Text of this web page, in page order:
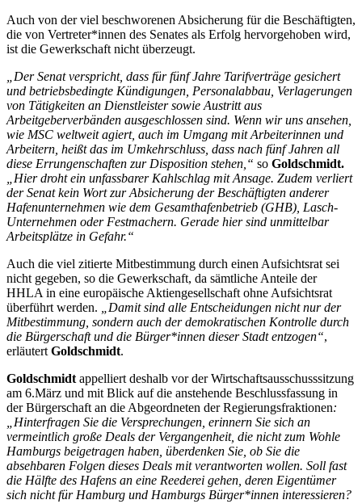
Auch von der viel beschworenen Absicherung für die Beschäftigten,
die von Vertreter*innen des Senates als Erfolg hervorgehoben wird,
ist die Gewerkschaft nicht überzeugt.
„Der Senat verspricht, dass für fünf Jahre Tarifverträge gesichert
und betriebsbedingte Kündigungen, Personalabbau, Verlagerungen
von Tätigkeiten an Dienstleister sowie Austritt aus
Arbeitgeberverbänden ausgeschlossen sind. Wenn wir uns ansehen,
wie MSC weltweit agiert, auch im Umgang mit Arbeiterinnen und
Arbeitern, heißt das im Umkehrschluss, dass nach fünf Jahren all
diese Errungenschaften zur Disposition stehen,“ so Goldschmidt.
„Hier droht ein unfassbarer Kahlschlag mit Ansage. Zudem verliert
der Senat kein Wort zur Absicherung der Beschäftigten anderer
Hafenunternehmen wie dem Gesamthafenbetrieb (GHB), Lasch-
Unternehmen oder Festmachern. Gerade hier sind unmittelbar
Arbeitsplätze in Gefahr.“
Auch die viel zitierte Mitbestimmung durch einen Aufsichtsrat sei
nicht gegeben, so die Gewerkschaft, da sämtliche Anteile der
HHLA in eine europäische Aktiengesellschaft ohne Aufsichtsrat
überführt werden.
„Damit sind alle Entscheidungen nicht nur der
Mitbestimmung, sondern auch der demokratischen Kontrolle durch
die Bürgerschaft und die Bürger*innen dieser Stadt entzogen“,
erläutert Goldschmidt.
Goldschmidt appelliert deshalb vor der Wirtschaftsausschusssitzung
am 6.März und mit Blick auf die anstehende Beschlussfassung in
der Bürgerschaft an die Abgeordneten der Regierungsfraktionen:
„Hinterfragen Sie die Versprechungen, erinnern Sie sich an
vermeintlich große Deals der Vergangenheit, die nicht zum Wohle
Hamburgs beigetragen haben, überdenken Sie, ob Sie die
absehbaren Folgen dieses Deals mit verantworten wollen. Soll fast
die Hälfte des Hafens an eine Reederei gehen, deren Eigentümer
sich nicht für Hamburg und Hamburgs Bürger*innen interessieren?